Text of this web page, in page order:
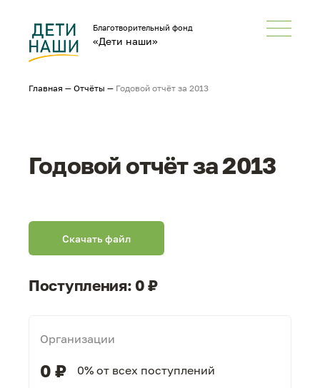
Благотворительный фонд
«Дети наши»
Главная — Отчёты — Годовой отчёт за 2013
Годовой отчёт за 2013
Скачать файл
Поступления: 0 ₽
Организации
0 ₽ 0% от всех поступлений